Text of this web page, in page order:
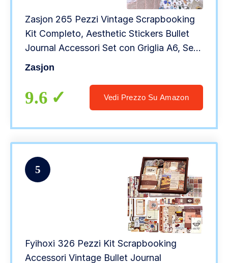
Zasjon 265 Pezzi Vintage Scrapbooking
Kit Completo, Aesthetic Stickers Bullet
Journal Accessori Set con Griglia A6, Set
di Accessori per Scrapbook Estetico
Carta Decorativa Regalo fai da te
Zasjon
9.6 Vedi Prezzo Su Amazon
5
Fyihoxi 326 Pezzi Kit Scrapbooking
Accessori Vintage Bullet Journal